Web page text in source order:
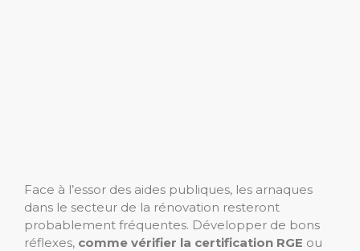
Face à l’essor des aides publiques, les arnaques
dans le secteur de la rénovation resteront
probablement fréquentes. Développer de bons
réflexes, comme vérifier la certification RGE ou